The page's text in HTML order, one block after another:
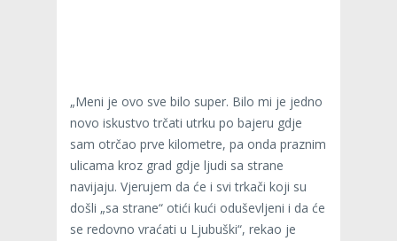
„Meni je ovo sve bilo super. Bilo mi je jedno
novo iskustvo trčati utrku po bajeru gdje
sam otrčao prve kilometre, pa onda praznim
ulicama kroz grad gdje ljudi sa strane
navijaju. Vjerujem da će i svi trkači koji su
došli „sa strane“ otići kući oduševljeni i da će
se redovno vraćati u Ljubuški“, rekao je